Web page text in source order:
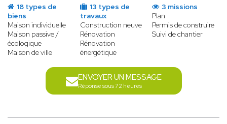
18 types de
biens
Maison individuelle
Maison passive /
écologique
Maison de ville
13 types de
travaux
Construction neuve
Rénovation
Rénovation
énergétique
3 missions
Plan
Permis de construire
Suivi de chantier
ENVOYER UN MESSAGE
Réponse sous 72 heures